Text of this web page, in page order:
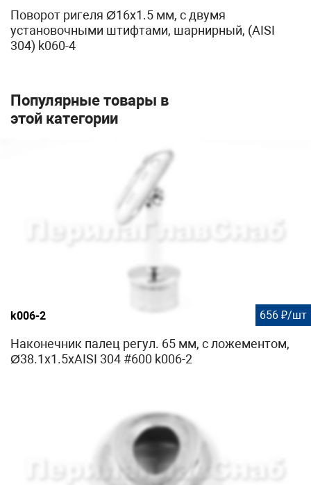
Поворот ригеля Ø16х1.5 мм, с двумя
установочными штифтами, шарнирный, (AISI
304) k060-4
Популярные товары в
этой категории
k006-2 656 ₽/шт
Наконечник палец регул. 65 мм, с ложементом,
Ø38.1х1.5хAISI 304 #600 k006-2